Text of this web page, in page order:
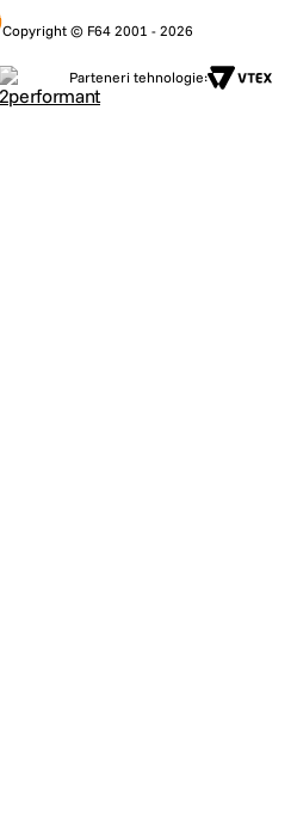
Copyright © F64 2001 - 2026
Parteneri tehnologie: